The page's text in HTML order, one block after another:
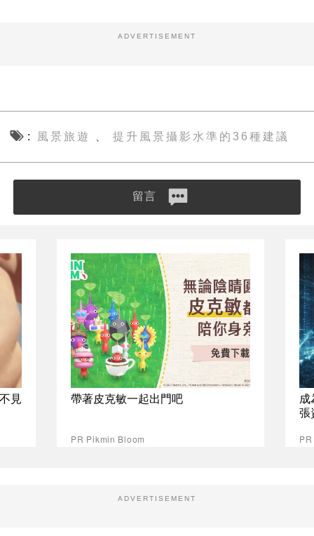
ADVERTISEMENT
風景旅遊 提升風景攝影水準的36種建議
留言
見 帶著皮克敏一起出門吧
PR Pikmin Bloom
成
張
ADVERTISEMENT